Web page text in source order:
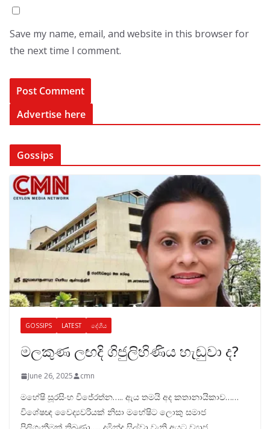
Save my name, email, and website in this browser for
the next time I comment.
Advertise here
Gossips
GOSSIPS LATEST දේශීය
මලකුණ ලඟදි ගිජුලිහිණිය හැඬුවා ද?
June 26, 2025 cmn
මහේෂි සූරසිංහ විජේරත්න….. ඇය තමයි අද කතානායිකාව……
විශේෂඥ වෛද්‍යවරියක් නිසා මහේෂිට ලොකු සමාජ